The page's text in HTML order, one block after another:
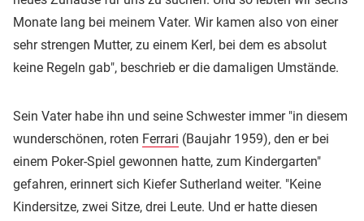
Monate lang bei meinem Vater. Wir kamen also von einer
sehr strengen Mutter, zu einem Kerl, bei dem es absolut
keine Regeln gab", beschrieb er die damaligen Umstände.
Sein Vater habe ihn und seine Schwester immer "in diesem
wunderschönen, roten Ferrari (Baujahr 1959), den er bei
einem Poker-Spiel gewonnen hatte, zum Kindergarten"
gefahren, erinnert sich Kiefer Sutherland weiter. "Keine
Kindersitze, zwei Sitze, drei Leute. Und er hatte diesen